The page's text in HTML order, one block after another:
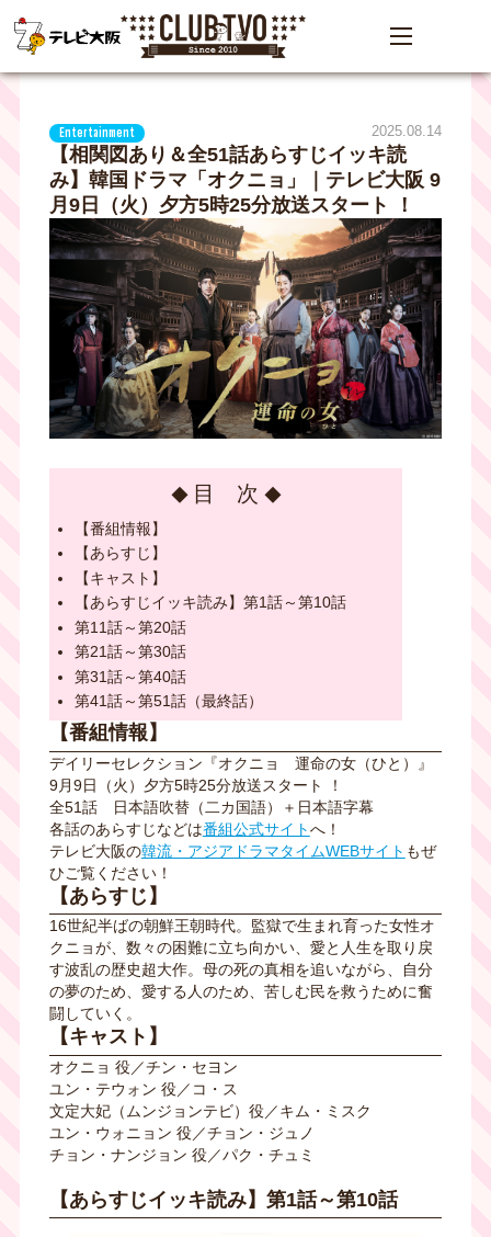
Entertainment 2025.08.14
【相関図あり＆全51話あらすじイッキ読
み】韓国ドラマ「オクニョ」｜テレビ大阪 9
月9日（火）夕方5時25分放送スタート ！
目 次
【番組情報】
【あらすじ】
【キャスト】
【あらすじイッキ読み】第1話～第10話
第11話～第20話
第21話～第30話
第31話～第40話
第41話～第51話（最終話）
【番組情報】
デイリーセレクション『オクニョ 運命の女（ひと）』
9月9日（火）夕方5時25分放送スタート ！
全51話
日本語吹替（二カ国語）＋日本語字幕
各話のあらすじなどは番組公式サイトへ！
テレビ大阪の韓流・アジアドラマタイムWEBサイト もぜ
ひご覧ください！
【あらすじ】
16世紀半ばの朝鮮王朝時代。監獄で生まれ育った女性オ
クニョが、数々の困難に立ち向かい、愛と人生を取り戻
す波乱の歴史超大作。母の死の真相を追いながら、自分
の夢のため、愛する人のため、苦しむ民を救うために奮
闘していく。
【キャスト】
オクニョ 役／チン・セヨン
ユン・テウォン 役／コ・ス
文定大妃（ムンジョンテビ）役／キム・ミスク
ユン・ウォニョン 役／チョン・ジュノ
チョン・ナンジョン 役／パク・チュミ
【あらすじイッキ読み】第1話～第10話